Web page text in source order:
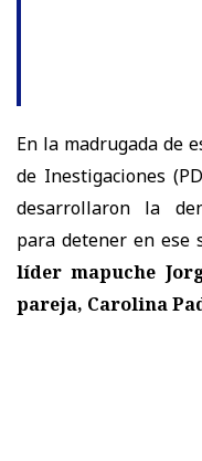
En la madrugada de
de Inestigaciones
desarrollaron la
para detener en ese
líder mapuche
pareja, Carolina